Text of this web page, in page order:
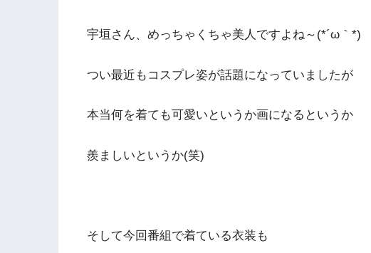
宇垣さん、めっちゃくちゃ美人ですよね～(*´ω｀*)
つい最近もコスプレ姿が話題になっていましたが
本当何を着ても可愛いというか画になるというか
羨ましいというか(笑)
そして今回番組で着ている衣装も